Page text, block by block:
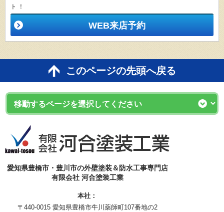
ト ！
WEB来店予約
このページの先頭へ戻る
愛知県豊橋市・豊川市の外壁塗装＆防水工事専門店
有限会社 河合塗装工業
本社：
〒440-0015 愛知県豊橋市牛川薬師町107番地の2